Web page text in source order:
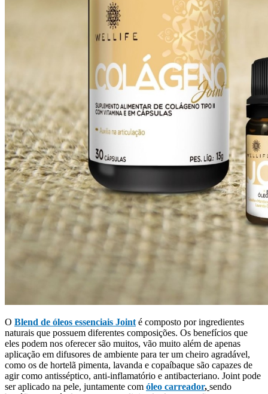
O Blend de óleos essenciais Joint é composto por ingredientes
naturais que possuem diferentes composições. Os benefícios que
eles podem nos oferecer são muitos, vão muito além de apenas
aplicação em difusores de ambiente para ter um cheiro agradável,
como os de hortelã pimenta, lavanda e copaíbaque são capazes de
agir como antisséptico, anti-inflamatório e antibacteriano. Joint pode
ser aplicado na pele, juntamente com óleo carreador, sendo